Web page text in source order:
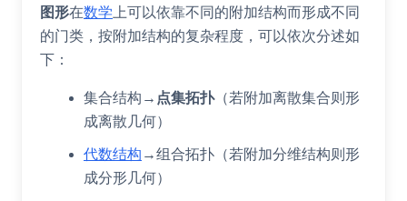
图形在数学 上可以依靠不同的附加结构而形成不同
的门类，按附加结构的复杂程度，可以依次分述如
下：
集合结构 → 点集拓扑（若附加离散集合则形
成离散几何）
代数结构 →组合拓扑 （若附加分维结构则形
成分形几何）